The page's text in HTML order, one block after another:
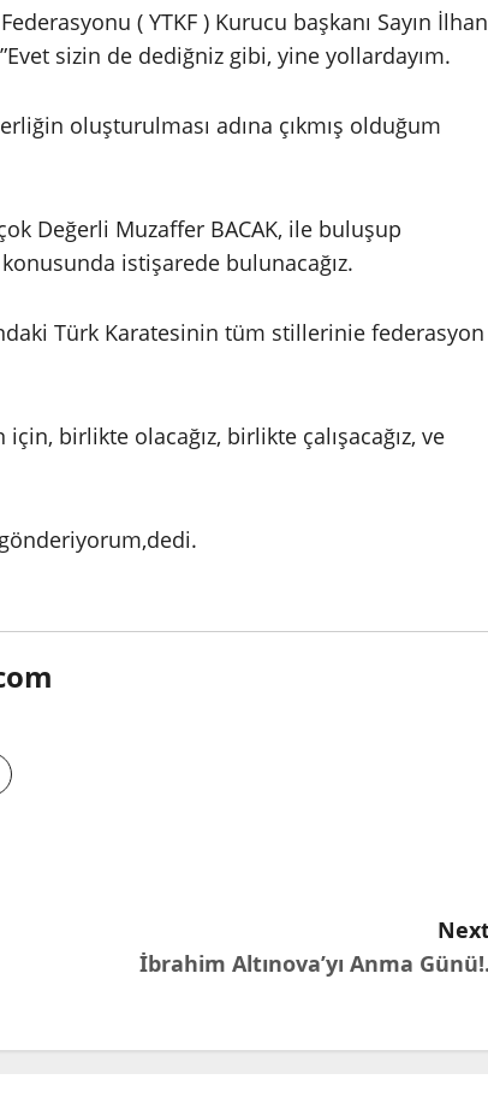
( YTKF ) Kurucu başkanı Sayın İlhan
sizin de dediğniz gibi, yine yollardayım.
oluşturulması adına çıkmış olduğum
Değerli Muzaffer BACAK, ile buluşup
istişarede bulunacağız.
Türk Karatesinin tüm stillerinie federasyon
birlikte olacağız, birlikte çalışacağız, ve
İbrahim Altınova’yı Anma